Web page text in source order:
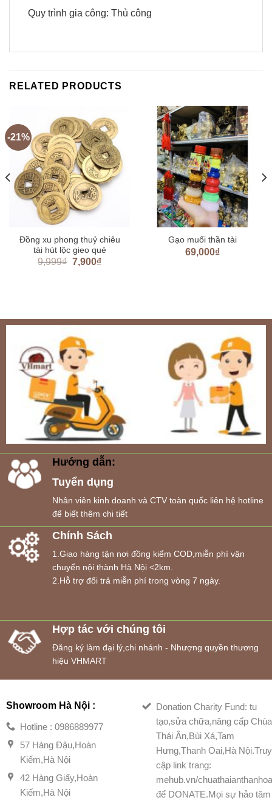
Quy trình gia công: Thủ công
RELATED PRODUCTS
-21%
Đồng xu phong thuỷ chiêu
tài hút lộc gieo quẻ
9,999₫ 7,900₫
Gạo muối thần tài
69,000₫
Hướng dẫn:
Tuyển dụng
Nhân viên kinh doanh và CTV toàn quốc liên hệ hotline
để biết thêm chi tiết
Chính Sách
1.Giao hàng tận nơi đồng kiểm COD,miễn phí vận
chuyển nội thành Hà Nội <2km.
2.Hỗ trợ đổi trả miễn phí trong vòng 7 ngày.
Hợp tác với chúng tôi
Đăng ký làm đại lý,chi nhánh - Nhượng quyền thương
hiệu VHMART
Showroom Hà Nội :
Hotline : 0986889977
57 Hàng Đậu,Hoàn
Kiếm,Hà Nội
42 Hàng Giấy,Hoàn
Kiếm,Hà Nội
Donation Charity Fund: tu
tạo,sửa chữa,nâng cấp Chùa
Thái Ân,Bùi Xá,Tam
Hưng,Thanh Oai,Hà Nội.Truy
cập link trang:
mehub.vn/
để DONATE.Mọi sự hảo tâm